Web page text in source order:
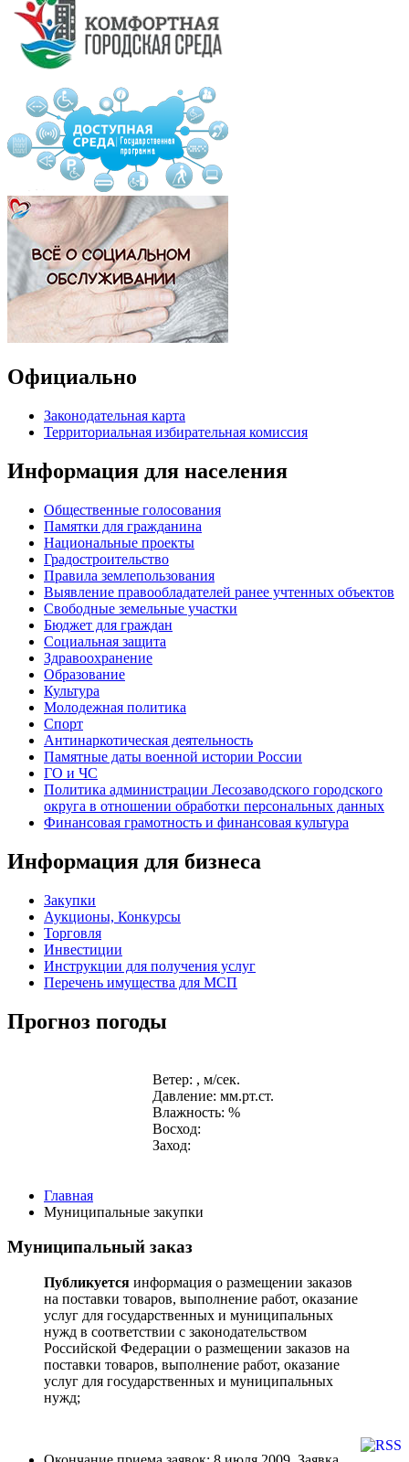
Официально
Законодательная карта
Территориальная избирательная комиссия
Информация для населения
Общественные голосования
Памятки для гражданина
Национальные проекты
Градостроительство
Правила землепользования
Выявление правообладателей ранее учтенных объектов
Свободные земельные участки
Бюджет для граждан
Социальная защита
Здравоохранение
Образование
Культура
Молодежная политика
Спорт
Антинаркотическая деятельность
Памятные даты военной истории России
ГО и ЧС
Политика администрации Лесозаводского городского
округа в отношении обработки персональных данных
Финансовая грамотность и финансовая культура
Информация для бизнеса
Закупки
Аукционы, Конкурсы
Торговля
Инвестиции
Инструкции для получения услуг
Перечень имущества для МСП
Прогноз погоды
Ветер: , м/сек.
Давление: мм.рт.ст.
Влажность: %
Восход:
Заход:
Главная
Муниципальные закупки
Муниципальный заказ
Публикуется информация о размещении заказов
на поставки товаров, выполнение работ, оказание
услуг для государственных и муниципальных
нужд в соответствии с законодательством
Российской Федерации о размещении заказов на
поставки товаров, выполнение работ, оказание
услуг для государственных и муниципальных
нужд;